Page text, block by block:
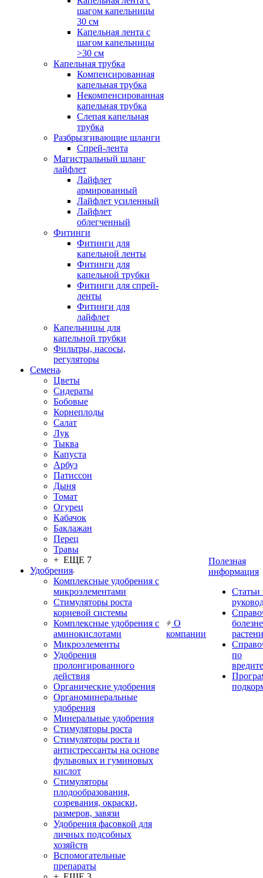
шагом капельницы
30 см
Капельная лента с
шагом капельницы
>30 см
Капельная трубка
Компенсированная
капельная трубка
Некомпенсированная
капельная трубка
Слепая капельная
трубка
Разбрызгивающие шланги
Спрей-лента
Магистральный шланг
лайфлет
Лайфлет
армированный
Лайфлет усиленный
Лайфлет
облегченный
Фитинги
Фитинги для
капельной ленты
Фитинги для
капельной трубки
Фитинги для спрей-
ленты
Фитинги для
лайфлет
Капельницы для
капельной трубки
Фильтры, насосы,
регуляторы
Семена
Цветы
Сидераты
Бобовые
Корнеплоды
Салат
Лук
Тыква
Капуста
Арбуз
Патиссон
Дыня
Томат
Огурец
Кабачок
Баклажан
Перец
Травы
+ ЕЩЕ 7
Удобрения
Комплексные удобрения с
микроэлементами
Стимуляторы роста
корневой системы
Комплексные удобрения с
аминокислотами
Микроэлементы
Удобрения
пролонгированного
действия
Органические удобрения
Органоминеральные
удобрения
Минеральные удобрения
Стимуляторы роста
Стимуляторы роста и
антистрессанты на основе
фульвовых и гуминовых
кислот
Стимуляторы
плодообразования,
созревания, окраски,
размеров, завязи
Удобрения фасовкой для
личных подсобных
хозяйств
Вспомогательные
препараты
О
компании
Полезная
информация
Статьи
по